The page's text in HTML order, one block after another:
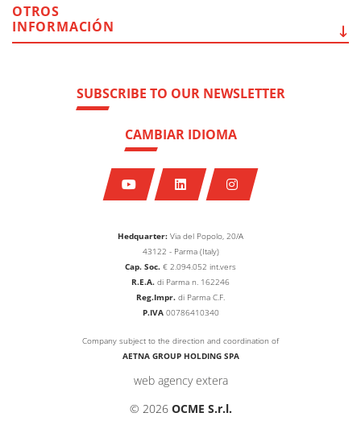
Hedquarter: Via del Popolo, 20/A
43122 - Parma (Italy)
Cap. Soc. € 2.094.052 int.vers
R.E.A. di Parma n. 162246
Reg.Impr. di Parma C.F.
P.IVA00786410340
Company subject to the direction and coordination of
AETNA GROUP HOLDING SPA
web agency extera
© 2026 OCME S.r.l.
SUBSCRIBE TO OUR NEWSLETTER
CAMBIAR IDIOMA
OTROS
INFORMACIÓN